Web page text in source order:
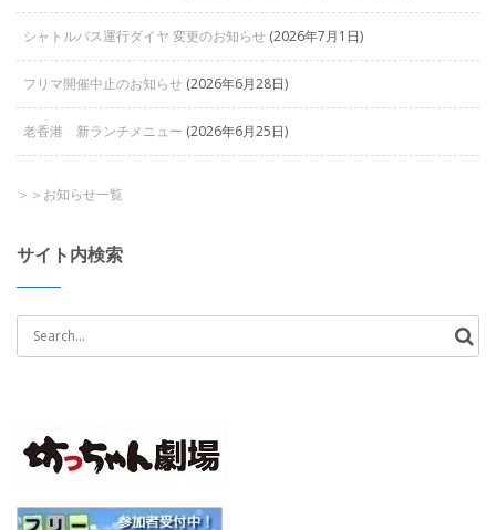
シャトルバス運行ダイヤ 変更のお知らせ (2026年7月1日)
フリマ開催中止のお知らせ (2026年6月28日)
老香港 新ランチメニュー (2026年6月25日)
＞＞お知らせ一覧
サイト内検索
Search
for: